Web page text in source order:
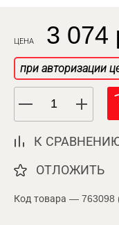
ЦЕНА 3 074
при авторизации
К
ОТЛОЖИТЬ
Код товара — 763098